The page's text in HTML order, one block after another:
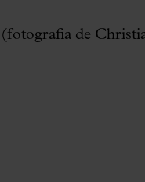
(fotografia de